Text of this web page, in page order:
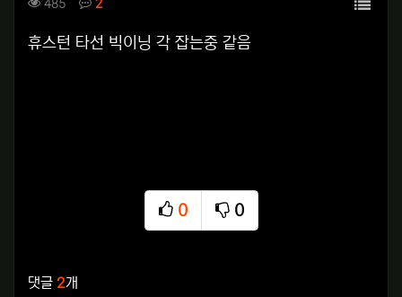
485조회 2댓글
본문
휴스턴 타선 빅이닝 각 잡는중 같음
0
추천
0
비추천
댓글 2개